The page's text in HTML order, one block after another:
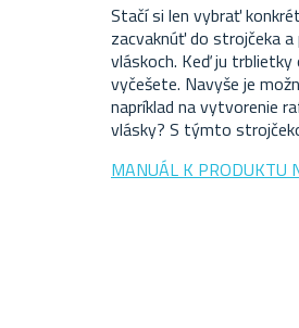
Stačí si len vybrať
zacvaknúť do strojčeka
vláskoch. Keď ju
vyčešete. Navyše je
napríklad na vytvorenie
vlásky? S týmto
MANUÁL K PRODUKTU